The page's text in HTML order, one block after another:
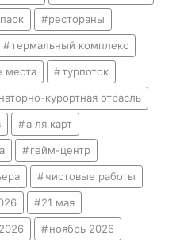
рестораны
термальный комплекс
места турпоток
курортная отрасль
а ля карт
гейм-центр
чистовые работы
21 мая
ноябрь 2026